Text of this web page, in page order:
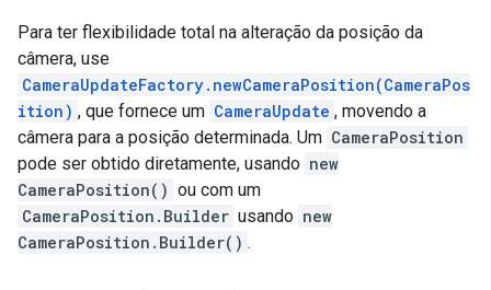
Para ter flexibilidade total na alteração da posição da
câmera, use
CameraUpdateFactory.newCameraPosition(CameraPos
ition) , que fornece um CameraUpdate , movendo a
câmera para a posição determinada. Um CameraPosition
pode ser obtido diretamente, usando new
CameraPosition() ou com um
CameraPosition.Builder usando new
CameraPosition.Builder() .